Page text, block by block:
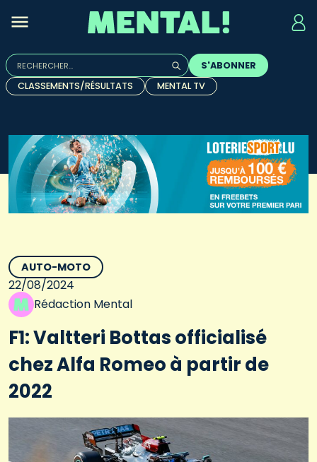
Rechercher :
Quand les résultats de l'auto-complétion sont
S'ABONNER
CLASSEMENTS/RÉSULTATS
MENTAL TV
AUTO-MOTO
22/08/2024
Rédaction Mental
F1: Valtteri Bottas officialisé
chez Alfa Romeo à partir de
2022